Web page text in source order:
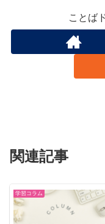
ことば
関連記事
学習コラム